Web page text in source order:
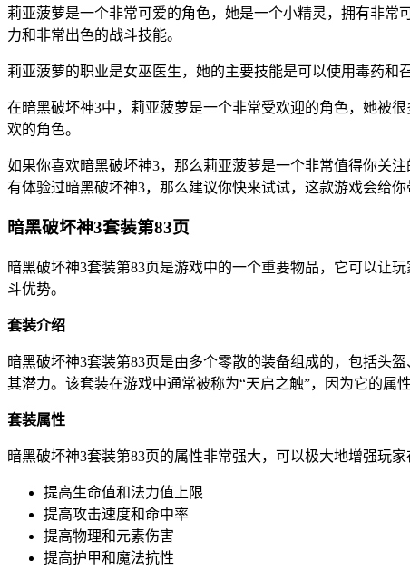
莉亚菠萝是一个非常可爱的角色，她是一个小精灵，拥有非
力和非常出色的战斗技能。
莉亚菠萝的职业是女巫医生，她的主要技能是可以使用毒药和
在暗黑破坏神3中，莉亚菠萝是一个非常受欢迎的角色，她被
欢的角色。
如果你喜欢暗黑破坏神3，那么莉亚菠萝是一个非常值得你关
有体验过暗黑破坏神3，那么建议你快来试试，这款游戏会给你
暗黑破坏神3套装第83页
暗黑破坏神3套装第83页是游戏中的一个重要物品，它可以让
斗优势。
套装介绍
暗黑破坏神3套装第83页是由多个零散的装备组成的，包括头
其潜力。该套装在游戏中通常被称为“天启之触”，因为它的属
套装属性
暗黑破坏神3套装第83页的属性非常强大，可以极大地增强玩
提高生命值和法力值上限
提高攻击速度和命中率
提高物理和元素伤害
提高护甲和魔法抗性